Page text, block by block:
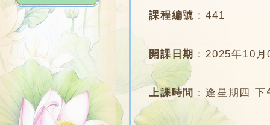
課程編號 ：441
開課日期 ：2025年10月
上課時間 ：逢星期四